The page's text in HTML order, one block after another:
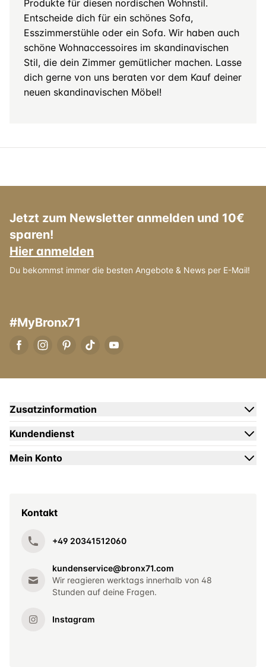
Produkte für diesen nordischen Wohnstil.
Entscheide dich für ein schönes Sofa,
Esszimmerstühle oder ein Sofa. Wir haben auch
schöne Wohnaccessoires im skandinavischen
Stil, die dein Zimmer gemütlicher machen. Lasse
dich gerne von uns beraten vor dem Kauf deiner
neuen skandinavischen Möbel!
Jetzt zum Newsletter anmelden und 10€
sparen!
Hier anmelden
Du bekommst immer die besten Angebote & News per E-Mail!
#MyBronx71
Zusatzinformation
Kundendienst
Mein Konto
Kontakt
+49 20341512060
kundenservice@bronx71.com
Wir reagieren werktags innerhalb von 48
Stunden auf deine Fragen.
Instagram